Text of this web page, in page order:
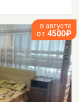
в августе
от 4500₽